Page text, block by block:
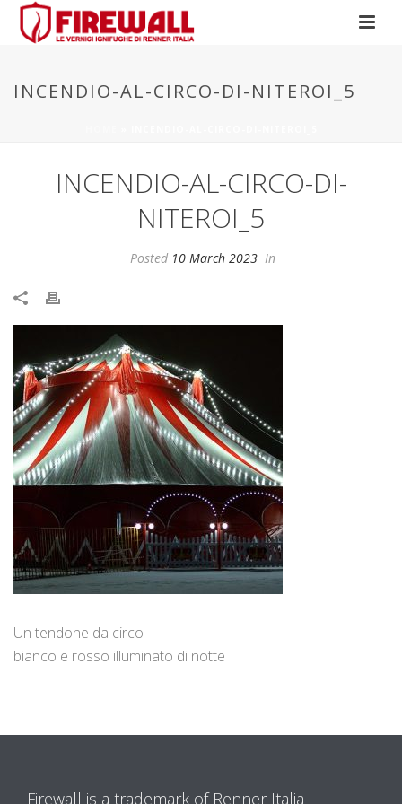
INCENDIO-AL-CIRCO-DI-NITEROI_5
INCENDIO-AL-CIRCO-DI-
NITEROI_5
Posted 10 March 2023 In
Un tendone da circo
bianco e rosso illuminato di notte
Firewall is a trademark of Renner Italia